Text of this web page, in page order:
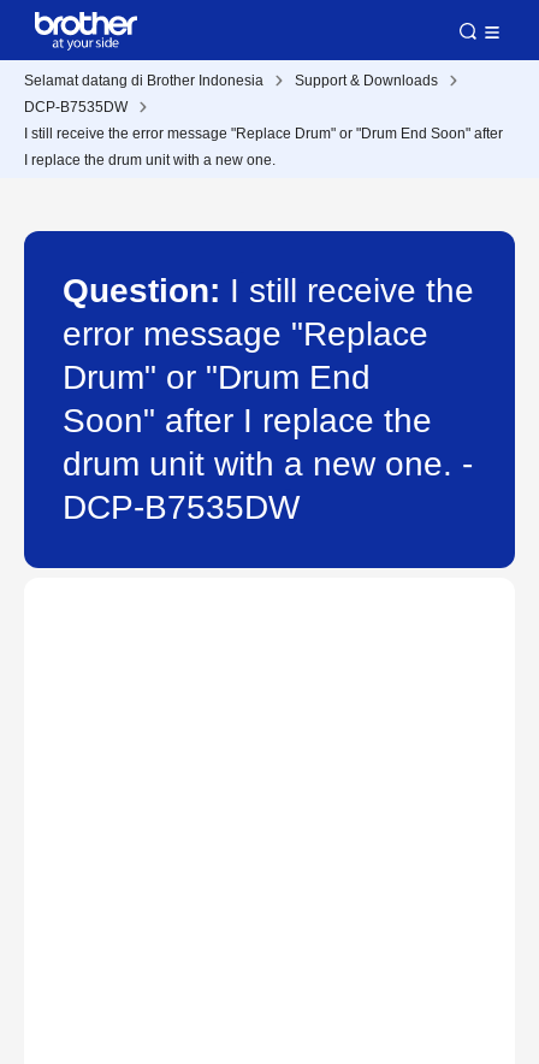
Selamat datang di Brother Indonesia
Support & Downloads
DCP-B7535DW
I still receive the error message "Replace Drum" or "Drum End Soon" after
I replace the drum unit with a new one.
Question: I still receive the
error message "Replace
Drum" or "Drum End
Soon" after I replace the
drum unit with a new one. -
DCP-B7535DW